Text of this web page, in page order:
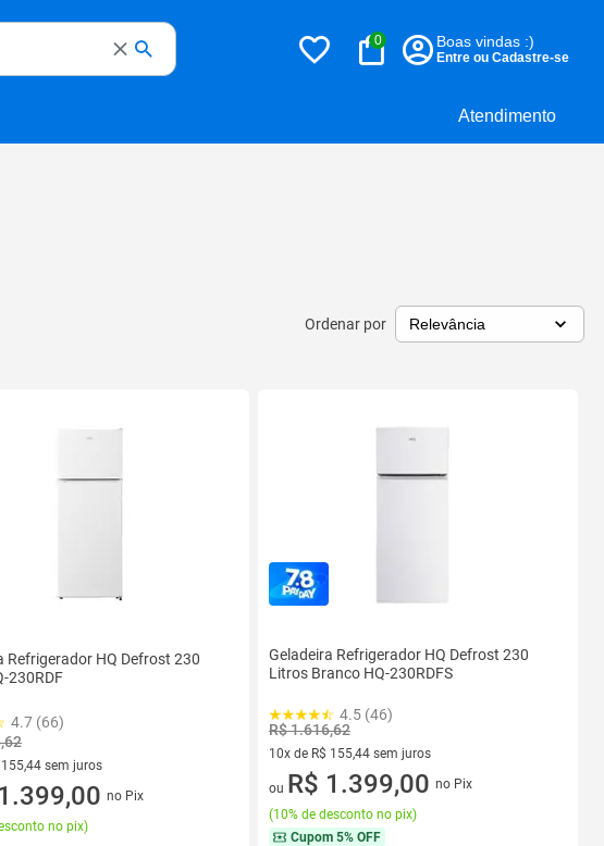
Atendimento
0 Boas vindas :)
Entre ou Cadastre-se
Ordenar por
Refrigerador HQ Defrost 230
230RDF
4.7 (66)
155,44 sem juros
155,44 sem jurosno Pix
no pix)
Geladeira Refrigerador HQ Defrost 230
Litros Branco HQ-230RDFS
4.5 (46)
R$ 1.616,62
10x de R$ 155,44 sem juros
10 vez de R$ 155,44 sem juros
ou R$ 1.399,00 no Pix
(10% de desconto no pix)
Cupom 5% OFF